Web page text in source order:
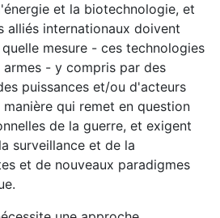
et la biotechnologie, et
alliés internationaux doivent
mesure - ces technologies
- y compris par des
puissances et/ou d'acteurs
qui remet en question
de la guerre, et exigent
surveillance et de la
et de nouveaux paradigmes